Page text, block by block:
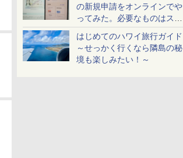
の新規申請をオンラインでや
ってみた。必要なものはスマ
ホとマイナカードのみ
はじめてのハワイ旅行ガイド
～せっかく行くなら隣島の秘
境も楽しみたい！～